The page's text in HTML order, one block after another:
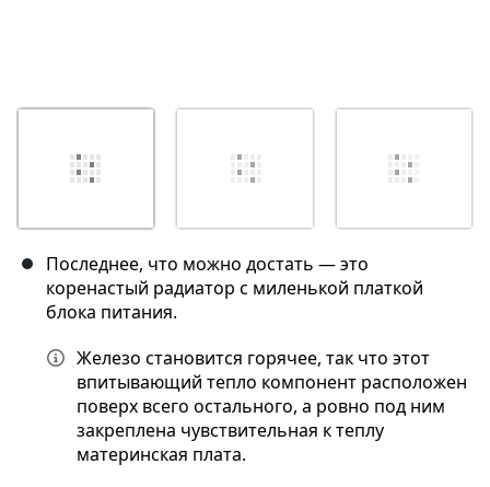
Последнее, что можно достать — это
коренастый радиатор с миленькой платкой
блока питания.
Железо становится горячее, так что этот
впитывающий тепло компонент расположен
поверх всего остального, а ровно под ним
закреплена чувствительная к теплу
материнская плата.